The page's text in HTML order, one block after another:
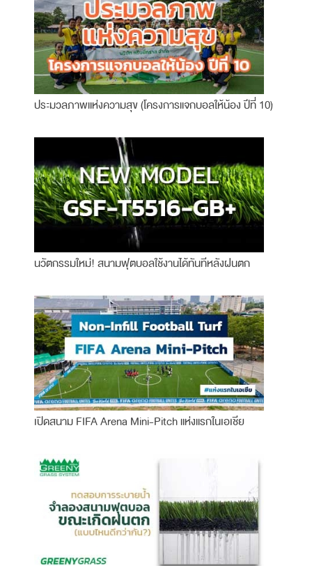
ประมวลภาพแห่งความสุข (โครงการแจกบอลให้น้อง ปีที่ 10)
นวัตกรรมใหม่! สนามฟุตบอลใช้งานได้ทันทีหลังฝนตก
เปิดสนาม FIFA Arena Mini-Pitch แห่งแรกในเอเชีย